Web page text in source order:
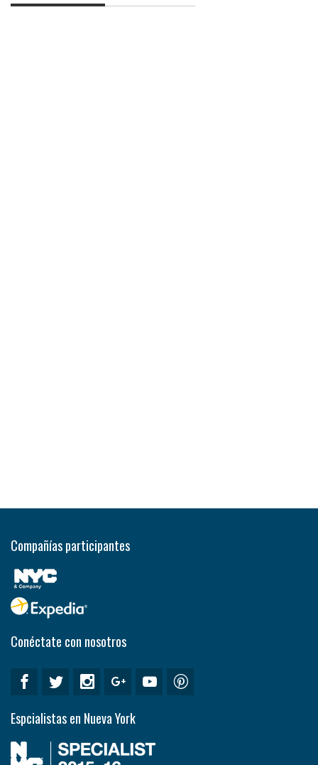
Compañías participantes
Conéctate con nosotros
Espcialistas en Nueva York